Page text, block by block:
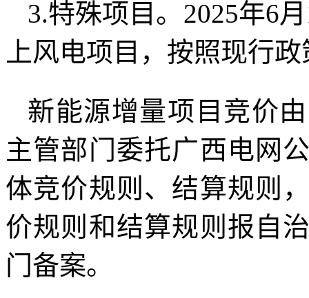
3.特殊项目。2025年6
上风电项目，按照现行
新能源增量项目竞价
主管部门委托广西电网
体竞价规则、结算规则
价规则和结算规则报自
门备案。